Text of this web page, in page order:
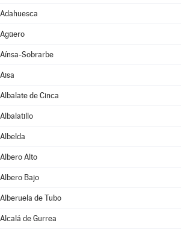
Adahuesca
Agüero
Aínsa-Sobrarbe
Aisa
Albalate de Cinca
Albalatillo
Albelda
Albero Alto
Albero Bajo
Alberuela de Tubo
Alcalá de Gurrea